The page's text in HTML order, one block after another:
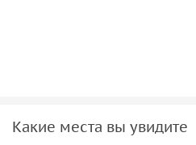
Вы не пройдете мимо самых
Какие места вы увидите